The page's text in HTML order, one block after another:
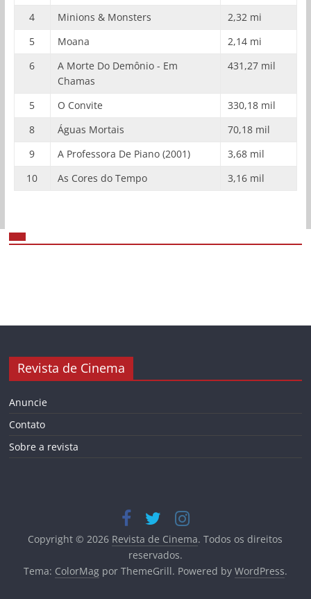
4
Minions & Monsters
2,32 mi
5
Moana
2,14 mi
6
A Morte Do Demônio - Em
Chamas
431,27 mil
5 O Convite
330,18 mil
8
Águas Mortais
70,18 mil
9
A Professora De Piano (2001)
3,68 mil
10
As Cores do Tempo 3,16 mil
Revista de Cinema
Anuncie
Contato
Sobre a revista
Copyright © 2026 Revista de Cinema. Todos os direitos
reservados.
Tema: ColorMagpor ThemeGrill. Powered by WordPress.